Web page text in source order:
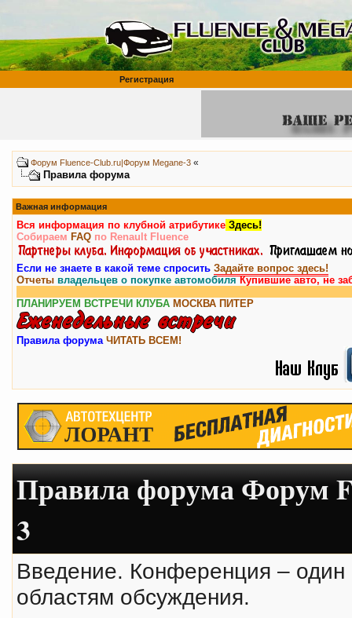
Регистрация
Форум Fluence-Club.ru|Форум Megane-3 «
Правила форума
Важная информация
Вся информация по клубной атрибутике Здесь!
Собираем FAQ по Renault Fluence
Если не знаете в какой теме спросить Задайте вопрос здесь!
Отчеты владельцев о покупке автомобиляКупившие авто, не
ПЛАНИРУЕМ ВСТРЕЧИ КЛУБА МОСКВА ПИТЕР
Правила форума ЧИТАТЬ ВСЕМ!
Правила форума Форум
3
Введение. Конференция –
областям обсуждения.